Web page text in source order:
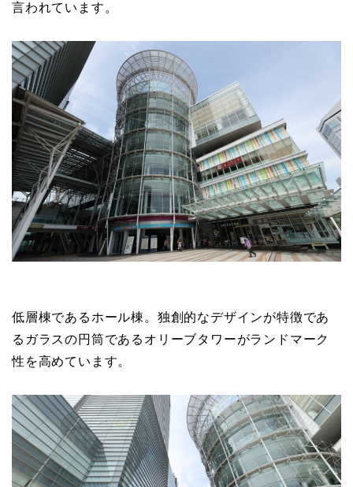
言われています。
低層棟であるホール棟。独創的なデザインが特徴であ
るガラスの円筒であるオリーブタワーがランドマーク
性を高めています。